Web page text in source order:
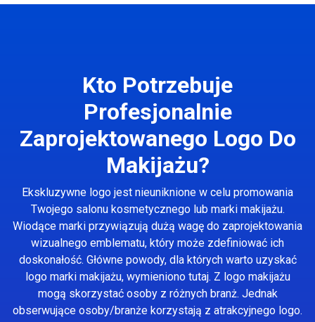
Kto Potrzebuje
Profesjonalnie
Zaprojektowanego Logo Do
Makijażu?
Ekskluzywne logo jest nieuniknione w celu promowania
Twojego salonu kosmetycznego lub marki makijażu.
Wiodące marki przywiązują dużą wagę do zaprojektowania
wizualnego emblematu, który może zdefiniować ich
doskonałość. Główne powody, dla których warto uzyskać
logo marki makijażu, wymieniono tutaj. Z logo makijażu
mogą skorzystać osoby z różnych branż. Jednak
obserwujące osoby/branże korzystają z atrakcyjnego logo.